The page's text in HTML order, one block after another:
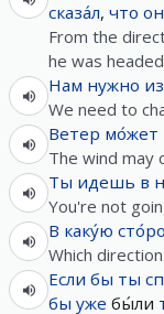
сказа́л, что он
From the
he was
Нам нужно
We need to
Ветер мо́жет
The wind may
Ты идешь в
You're not
В каку́ю
Which
Если бы ты
бы уже бы́ли